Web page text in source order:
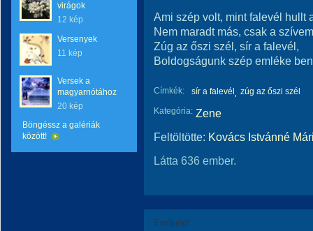
virágok
12 kép
Versenyek
11 kép
Versek a
magyarnótához
20 kép
Böngéssz a galériák
között!
Ami szép volt, mint falevél hullt
Nem maradt más, csak a
Zúg az őszi szél, sír a falevél,
Boldogságunk szép emléke
Címkék: sír a falevél
zúg az őszi szél
Kategória: Zene
Feltöltötte: Kovács Istvánné
Látta 636 ember.
Értékeld!